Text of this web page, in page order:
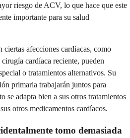
riesgo de ACV, lo que hace que este
importante para su salud
ciertas afecciones cardíacas, como
cardíaca reciente, pueden
o tratamientos alternativos. Su
primaria trabajarán juntos para
se adapta bien a sus otros tratamientos
otros medicamentos cardíacos.
tomo demasiada